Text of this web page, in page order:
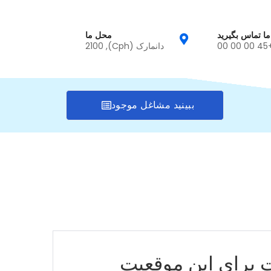
ما تماس بگیرید
+45
محل ما
دانمارک (Cph), 2100
ببینید مشاغل موجود
برای این موقعیت